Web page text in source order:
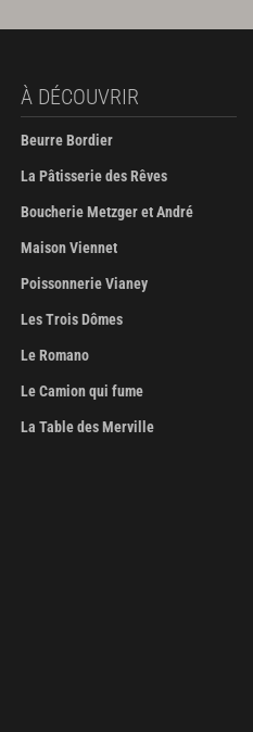
À DÉCOUVRIR
Beurre Bordier
La Pâtisserie des Rêves
Boucherie Metzger et André
Maison Viennet
Poissonnerie Vianey
Les Trois Dômes
Le Romano
Le Camion qui fume
La Table des Merville